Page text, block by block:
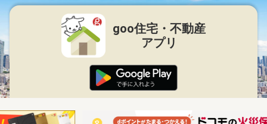
goo住宅・不動産
アプリ